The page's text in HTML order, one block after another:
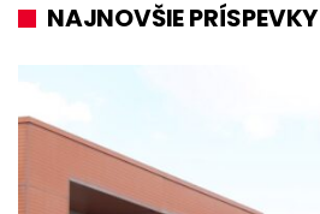
NAJNOVŠIE PRÍSPEVKY